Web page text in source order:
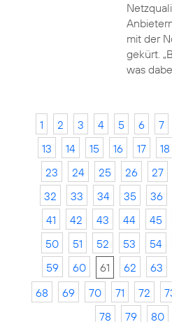
mit der
gekürt.
was
1 2 3 4 5 6 7
13
14 15 16 17 18
23
24 25 26 27
32
33 34 35 36
41
42 43 44 45
50
51 52 53 54
59
60 61 62 63
68
69 70 71 72
78
79 80